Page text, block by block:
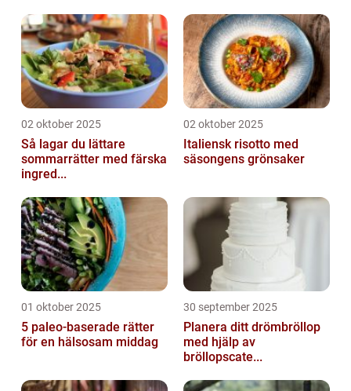
02 oktober 2025
Så lagar du lättare
sommarrätter med färska
ingred...
02 oktober 2025
Italiensk risotto med
säsongens grönsaker
01 oktober 2025
5 paleo-baserade rätter
för en hälsosam middag
30 september 2025
Planera ditt drömbröllop
med hjälp av
bröllopscate...